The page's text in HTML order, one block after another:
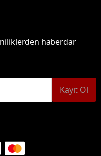
haberdar
Kayıt Ol